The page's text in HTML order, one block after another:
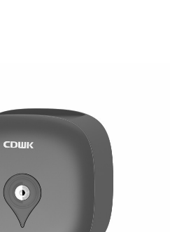
导致了卫生问题的频发，给住客带来
们来了解一下酒店热水壶卫生问题